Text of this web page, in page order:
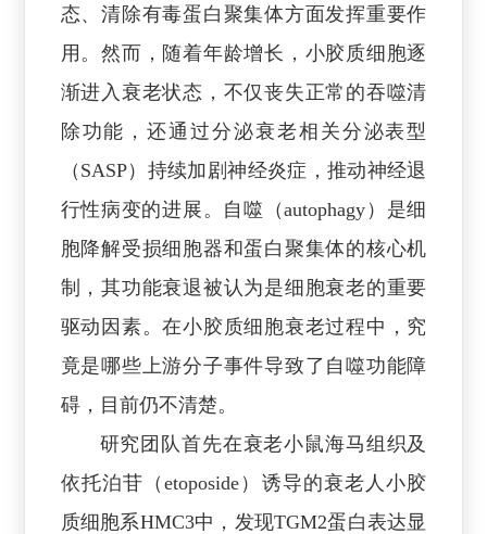
态、清除有毒蛋白聚集体方面发挥重要作
用。然而，随着年龄增长，小胶质细胞逐
渐进入衰老状态，不仅丧失正常的吞噬清
除功能，还通过分泌衰老相关分泌表型
（SASP）持续加剧神经炎症，推动神经退
行性病变的进展。自噬（autophagy）是细
胞降解受损细胞器和蛋白聚集体的核心机
制，其功能衰退被认为是细胞衰老的重要
驱动因素。在小胶质细胞衰老过程中，究
竟是哪些上游分子事件导致了自噬功能障
碍，目前仍不清楚。
研究团队首先在衰老小鼠海马组织及
依托泊苷（etoposide）诱导的衰老人小胶
质细胞系HMC3中，发现TGM2蛋白表达显